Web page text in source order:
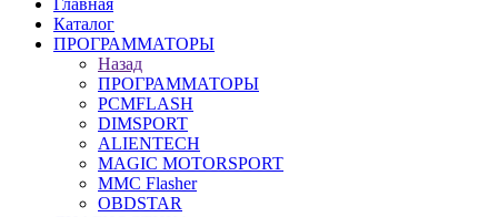
Главная
Каталог
ПРОГРАММАТОРЫ
Назад
ПРОГРАММАТОРЫ
PCMFLASH
DIMSPORT
ALIENTECH
MAGIC MOTORSPORT
MMC Flasher
OBDSTAR